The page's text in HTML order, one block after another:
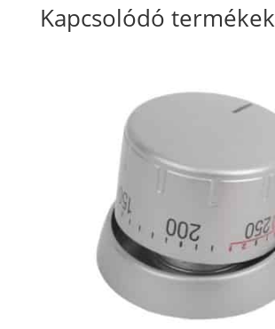
Kapcsolódó termékek